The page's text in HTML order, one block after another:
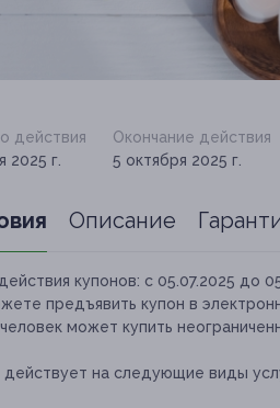
действия
2025 г.
Окончание действия
5 октября 2025 г.
Описание
купонов: с 05.07.2025 до
предъявить купон в
может купить
действует на следующие виды